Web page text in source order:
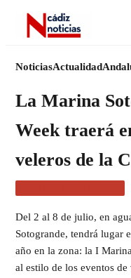
NoticiasActualidad
La Marina
Week traerá
veleros de la
Del 2 al 8 de julio, en
Sotogrande, tendrá lugar
año en la zona: la I
al estilo de los eventos